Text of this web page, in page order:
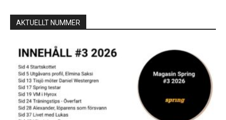
AKTUELLT NUMMER